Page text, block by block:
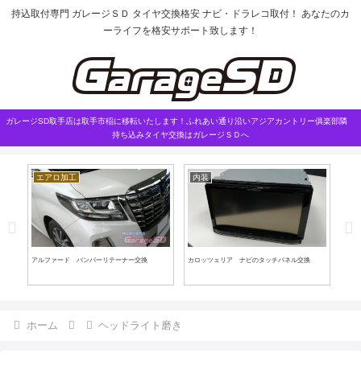
持込取付専門 ガレージＳＤ タイヤ交換格安 ナビ・ドラレコ取付！ あなたのカ
ーライフを格安サポート致します！
ガレージSD取手店は取手市稲に移転いたします！ふれあい通り沿いアジアカントリー俱楽部隣
持ち込みタイヤ交換はガレージＳＤへ
エアロ加工
アルファード バンパーリテーナー交換
内装
カロッツェリア ナビのタッチパネル交換
ホーム ヘッドライト磨き